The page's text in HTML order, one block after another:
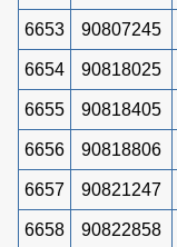
6653 90807245
6654 90818025
6655 90818405
6656 90818806
6657 90821247
6658 90822858